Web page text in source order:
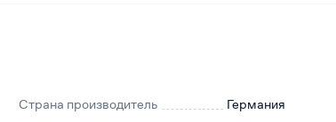
Страна производитель
Германия